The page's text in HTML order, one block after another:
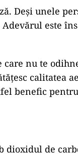
Deși unele
este
nu te
calitatea
benefic
dioxidul de